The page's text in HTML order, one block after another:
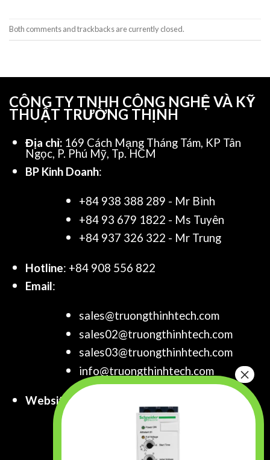
Both comments and trackbacks are currently closed.
CÔNG TY TNHH CÔNG NGHỆ VÀ KỸ
THUẬT TRƯỜNG THỊNH
Địa chỉ: 169 Cách Mạng Tháng Tám, KP Tân
Ngọc, P. Phú Mỹ, Tp. HCM
BP Kinh Doanh:
+84 938 388 289 - Mr Bình
+84 93 679 1822 - Ms Tuyên
+84 937 326 322 - Mr Trung
Hotline: +84 908 556 822
Email:
sales@truongthinhtech.com
sales02@truongthinhtech.com
sales03@truongthinhtech.com
info@truongthinhtech.com
Website:
www.truongthinhtech.com
www.components.com.vn